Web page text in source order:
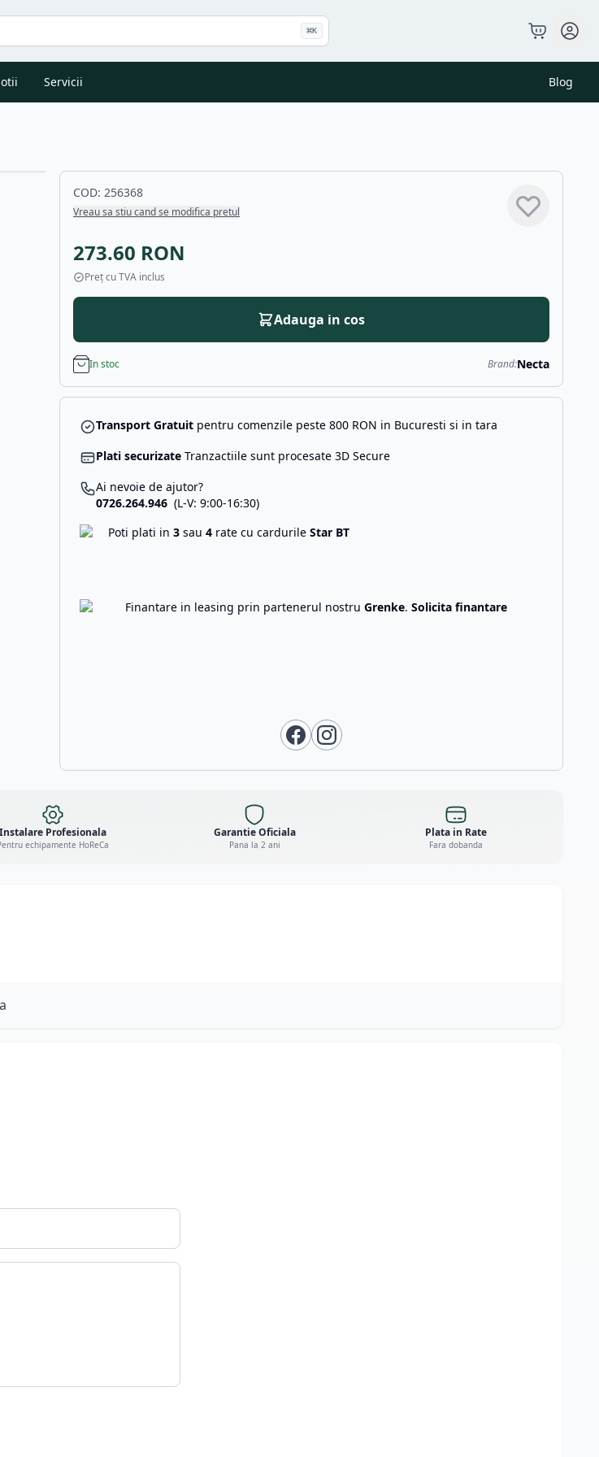
⌘K
Servicii Blog
COD: 256368
Vreau sa stiu cand se modifica pretul
273.60 RON
Preț cu TVA inclus
Adauga in cos
In stoc Brand:Necta
Transport Gratuit pentru comenzile peste 800 RON in Bucuresti si in tara
Plati securizate Tranzactiile sunt procesate 3D Secure
Ai nevoie de ajutor?
0726.264.946 (L-V: 9:00-16:30)
Poti plati in 3 sau 4 rate cu cardurile Star BT
Finantare in leasing prin partenerul nostru Grenke. Solicita finantare
Instalare Profesionala
echipamente HoReCa
Garantie Oficiala
Pana la 2 ani
Plata in Rate
Fara dobanda